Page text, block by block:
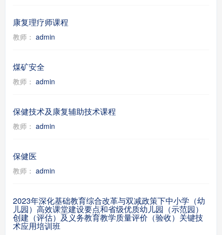
康复理疗师课程
教师： admin
煤矿安全
教师： admin
保健技术及康复辅助技术课程
教师： admin
保健医
教师： admin
2023年深化基础教育综合改革与双减政策下中小学（幼
儿园）高效课堂建设要点和省级优质幼儿园（示范园）
创建（评估）及义务教育教学质量评价（验收）关键技
术应用培训班